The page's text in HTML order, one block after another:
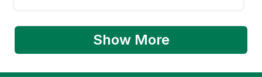
Show More